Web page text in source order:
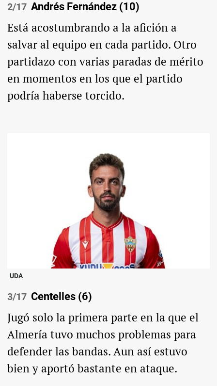
/17 Andrés Fernández (10)
Está acostumbrando a la afición a
salvar al equipo en cada partido. Otro
partidazo con varias paradas de mérito
en momentos en los que el partido
podría haberse torcido.
UDA
/17 Centelles (6)
Jugó solo la primera parte en la que el
Almería tuvo muchos problemas para
defender las bandas. Aun así estuvo
bien y aportó bastante en ataque.